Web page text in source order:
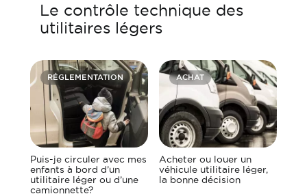
Le contrôle technique des
utilitaires légers
RÉGLEMENTATION
Puis-je circuler avec mes
enfants à bord d’un
utilitaire léger ou d’une
camionnette?
ACHAT
Acheter ou louer un
véhicule utilitaire léger,
la bonne décision